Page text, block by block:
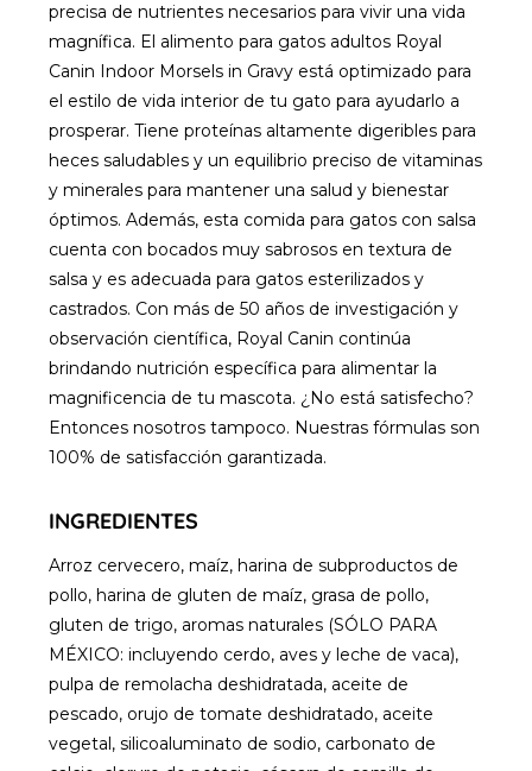
precisa de nutrientes necesarios para vivir una vida
magnífica. El alimento para gatos adultos Royal
Canin Indoor Morsels in Gravy está optimizado para
el estilo de vida interior de tu gato para ayudarlo a
prosperar. Tiene proteínas altamente digeribles para
heces saludables y un equilibrio preciso de vitaminas
y minerales para mantener una salud y bienestar
óptimos. Además, esta comida para gatos con salsa
cuenta con bocados muy sabrosos en textura de
salsa y es adecuada para gatos esterilizados y
castrados. Con más de 50 años de investigación y
observación científica, Royal Canin continúa
brindando nutrición específica para alimentar la
magnificencia de tu mascota. ¿No está satisfecho?
Entonces nosotros tampoco. Nuestras fórmulas son
100% de satisfacción garantizada.
INGREDIENTES
Arroz cervecero, maíz, harina de subproductos de
pollo, harina de gluten de maíz, grasa de pollo,
gluten de trigo, aromas naturales (SÓLO PARA
MÉXICO: incluyendo cerdo, aves y leche de vaca),
pulpa de remolacha deshidratada, aceite de
pescado, orujo de tomate deshidratado, aceite
vegetal, silicoaluminato de sodio, carbonato de